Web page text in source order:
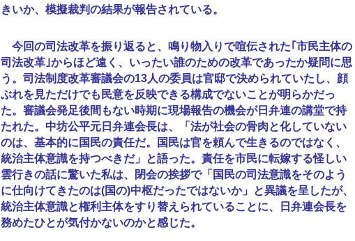
きいか、模擬裁判の結果が報告されている。
今回の司法改革を振り返ると、鳴り物入りで喧伝された｢市民主体の
司法改革｣からほど遠く、いったい誰のための改革であったか疑問に思
う。司法制度改革審議会の13人の委員は官邸で決められていたし、顔
ぶれを見ただけでも民意を反映できる構成でないことが明らかだっ
た。審議会発足後間もない時期に現場報告の機会が日弁連の講堂で持
たれた。中坊公平元日弁連会長は、「法が社会の骨肉と化していない
のは、基本的に国民の責任だ。国民は官を頼んで生きるのではなく、
統治主体意識を持つべきだ」と語った。責任を市民に転嫁する怪しい
雲行きの話に驚いた私は、閉会の挨拶で「国民の司法意識をそのよう
に仕向けてきたのは(国の)中枢だったではないか」と異議を呈したが、
統治主体意識と権利主体をすり替えられていることに、日弁連会長を
務めたひとが気付かないのかと感じた。